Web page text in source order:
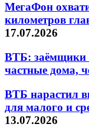
МегаФон
километров
17.07.2026
ВТБ: заёмщики
частные дома,
ВТБ нарастил
для малого и
13.07.2026